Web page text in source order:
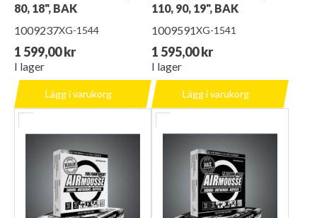
80, 18", BAK
1009237XG-1544
1 599,00 kr
I lager
Lägg i varukorg
110, 90, 19", BAK
1009591XG-1541
1 595,00 kr
I lager
Lägg i varukorg